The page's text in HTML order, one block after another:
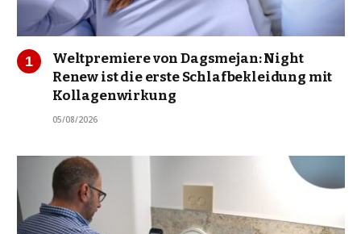
Weltpremiere von Dagsmejan: Night
Renew ist die erste Schlafbekleidung mit
Kollagenwirkung
05/08/2026